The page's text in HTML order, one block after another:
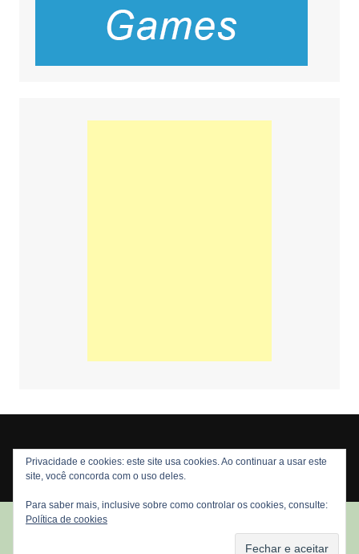
Copyright © 2026 Nós Nerds. Todos os direitos reservados
Privacidade e cookies: este site usa cookies. Ao continuar a usar este
site, você concorda com o uso deles.
Para saber mais, inclusive sobre como controlar os cookies, consulte:
Política de cookies